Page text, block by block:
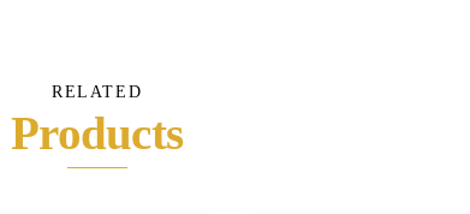
RELATED
Products